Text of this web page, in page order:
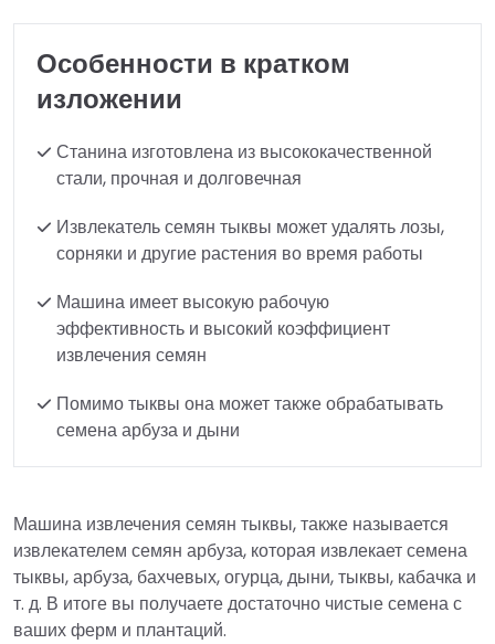
Особенности в кратком
изложении
Станина изготовлена из высококачественной
стали, прочная и долговечная
Извлекатель семян тыквы может удалять лозы,
сорняки и другие растения во время работы
Машина имеет высокую рабочую
эффективность и высокий коэффициент
извлечения семян
Помимо тыквы она может также обрабатывать
семена арбуза и дыни
Машина извлечения семян тыквы, также называется
извлекателем семян арбуза, которая извлекает семена
тыквы, арбуза, бахчевых, огурца, дыни, тыквы, кабачка и
т. д. В итоге вы получаете достаточно чистые семена с
ваших ферм и плантаций.